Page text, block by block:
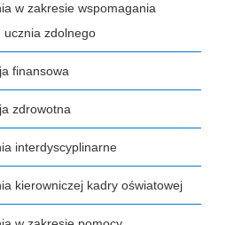
w zakresie wspomagania
ucznia zdolnego
finansowa
zdrowotna
interdyscyplinarne
kierowniczej kadry oświatowej